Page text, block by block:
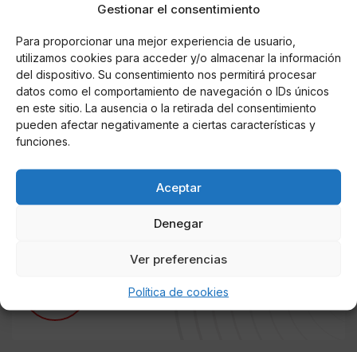
Gestionar el consentimiento
Para proporcionar una mejor experiencia de usuario,
utilizamos cookies para acceder y/o almacenar la información
del dispositivo. Su consentimiento nos permitirá procesar
datos como el comportamiento de navegación o IDs únicos
en este sitio. La ausencia o la retirada del consentimiento
pueden afectar negativamente a ciertas características y
funciones.
Aceptar
Denegar
Ver preferencias
Política de cookies
Vuelve la nueva temporada de @islatentaciones con
@melyssapiinto llorando ?? Vais a ver el reality? Nosotros
no nos lo perderemos! ???? #laisladelastentaciones
Stephy